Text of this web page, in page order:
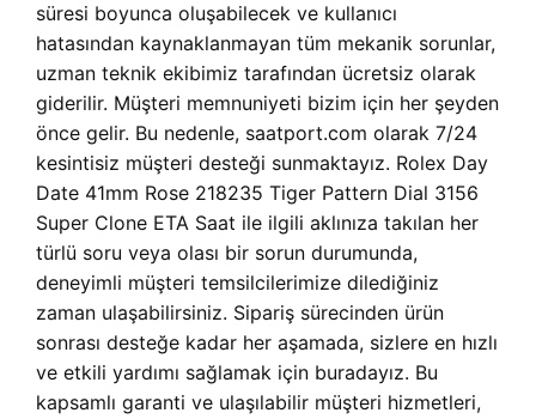
süresi boyunca oluşabilecek ve kullanıcı
hatasından kaynaklanmayan tüm mekanik sorunlar,
uzman teknik ekibimiz tarafından ücretsiz olarak
giderilir. Müşteri memnuniyeti bizim için her şeyden
önce gelir. Bu nedenle, saatport.com olarak 7/24
kesintisiz müşteri desteği sunmaktayız. Rolex Day
Date 41mm Rose 218235 Tiger Pattern Dial 3156
Super Clone ETA Saat ile ilgili aklınıza takılan her
türlü soru veya olası bir sorun durumunda,
deneyimli müşteri temsilcilerimize dilediğiniz
zaman ulaşabilirsiniz. Sipariş sürecinden ürün
sonrası desteğe kadar her aşamada, sizlere en hızlı
ve etkili yardımı sağlamak için buradayız. Bu
kapsamlı garanti ve ulaşılabilir müşteri hizmetleri,